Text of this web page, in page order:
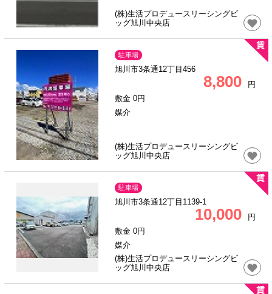
(株)生活プロデュースリーシングビ
ッグ旭川中央店
駐車場
旭川市3条通12丁目456
8,800
円
敷金 0円
媒介
(株)生活プロデュースリーシングビ
ッグ旭川中央店
駐車場
旭川市3条通12丁目1139-1
10,000
円
敷金 0円
媒介
(株)生活プロデュースリーシングビ
ッグ旭川中央店